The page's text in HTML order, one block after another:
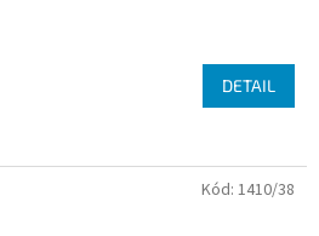
DETAIL
Kód: 1410/38